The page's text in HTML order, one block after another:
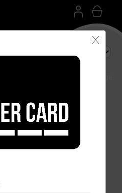
X